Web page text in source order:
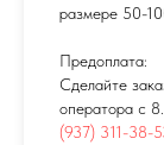
размере 50-
Предоплата:
Сделайте
оператора с
(937) 311-38-